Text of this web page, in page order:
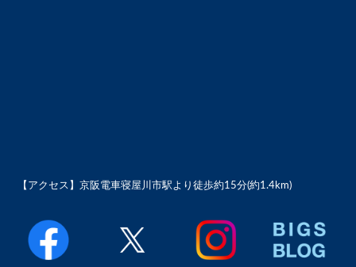
【アクセス】京阪電車寝屋川市駅より徒歩約15分(約1.4km)